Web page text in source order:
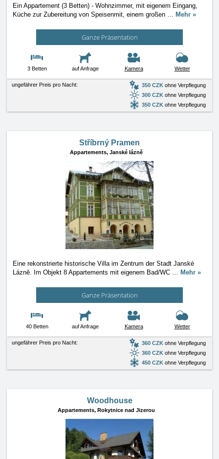
Ein Appartement (3 Betten) - Wohnzimmer, mit eigenem Eingang,
Küche zur Zubereitung von Speisenmit, einem großen … Mehr »
Ganze Präsentation
3 Betten auf Anfrage Kamera Wetter
ungefährer Preis pro Nacht: 350 CZK ohne Verpflegung
300 CZK ohne Verpflegung
350 CZK ohne Verpflegung
Stříbrný Pramen
Appartements, Janské lázně
Eine rekonstrierte historische Villa im Zentrum der Stadt Janské
Lázně. Im Objekt 8 Appartements mit eigenem Bad/WC … Mehr »
Ganze Präsentation
40 Betten auf Anfrage Kamera Wetter
ungefährer Preis pro Nacht: 360 CZK ohne Verpflegung
360 CZK ohne Verpflegung
450 CZK ohne Verpflegung
Woodhouse
Appartements, Rokytnice nad Jizerou